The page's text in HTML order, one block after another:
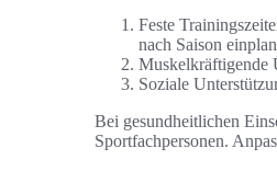
Feste
nach Saison
Muskelkräftigende
Soziale
Bei gesundheitlichen
Sportfachpersonen.